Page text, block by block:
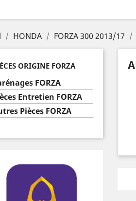
HONDA FORZA 300 2013/17
ORIGINE FORZA
FORZA
Entretien FORZA
Pièces FORZA